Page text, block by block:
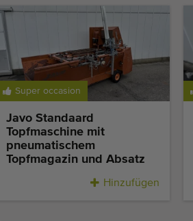
Super occasion
Javo Standaard
Topfmaschine mit
pneumatischem
Topfmagazin und Absatz
Hinzufügen